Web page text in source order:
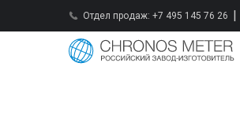
Отдел продаж: +7 495 145 76 26